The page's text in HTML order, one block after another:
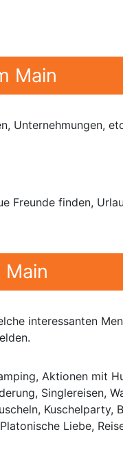
Main
Unternehmungen,
Freunde finden,
interessanten
Aktionen mit
Singlereisen,
Kuschelparty,
Liebe,